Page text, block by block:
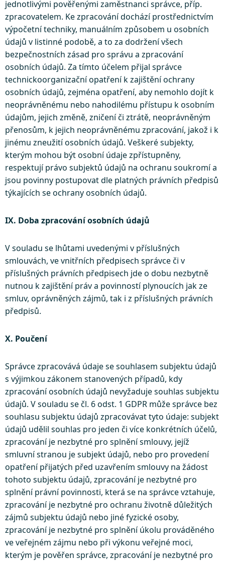
jednotlivými pověřenými zaměstnanci správce, příp.
zpracovatelem. Ke zpracování dochází prostřednictvím
výpočetní techniky, manuálním způsobem u osobních
údajů v listinné podobě, a to za dodržení všech
bezpečnostních zásad pro správu a zpracování
osobních údajů. Za tímto účelem přijal správce
technickoorganizační opatření k zajištění ochrany
osobních údajů, zejména opatření, aby nemohlo dojít k
neoprávněnému nebo nahodilému přístupu k osobním
údajům, jejich změně, zničení či ztrátě, neoprávněným
přenosům, k jejich neoprávněnému zpracování, jakož i k
jinému zneužití osobních údajů. Veškeré subjekty,
kterým mohou být osobní údaje zpřístupněny,
respektují právo subjektů údajů na ochranu soukromí a
jsou povinny postupovat dle platných právních předpisů
týkajících se ochrany osobních údajů.
IX. Doba zpracování osobních údajů
V souladu se lhůtami uvedenými v příslušných
smlouvách, ve vnitřních předpisech správce či v
příslušných právních předpisech jde o dobu nezbytně
nutnou k zajištění práv a povinností plynoucích jak ze
smluv, oprávněných zájmů, tak i z příslušných právních
předpisů.
X. Poučení
Správce zpracovává údaje se souhlasem subjektu údajů
s výjimkou zákonem stanovených případů, kdy
zpracování osobních údajů nevyžaduje souhlas subjektu
údajů. V souladu se čl. 6 odst. 1 GDPR může správce bez
souhlasu subjektu údajů zpracovávat tyto údaje: subjekt
údajů udělil souhlas pro jeden či více konkrétních účelů,
zpracování je nezbytné pro splnění smlouvy, jejíž
smluvní stranou je subjekt údajů, nebo pro provedení
opatření přijatých před uzavřením smlouvy na žádost
tohoto subjektu údajů, zpracování je nezbytné pro
splnění právní povinnosti, která se na správce vztahuje,
zpracování je nezbytné pro ochranu životně důležitých
zájmů subjektu údajů nebo jiné fyzické osoby,
zpracování je nezbytné pro splnění úkolu prováděného
ve veřejném zájmu nebo při výkonu veřejné moci,
kterým je pověřen správce, zpracování je nezbytné pro